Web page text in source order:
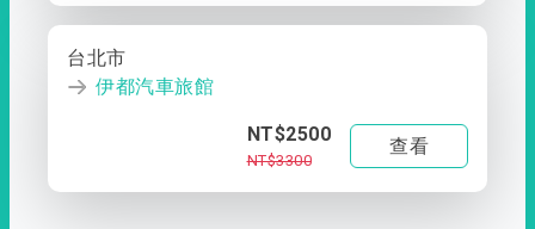
台北市
伊都汽車旅館
NT$2500
NT$3300
查看